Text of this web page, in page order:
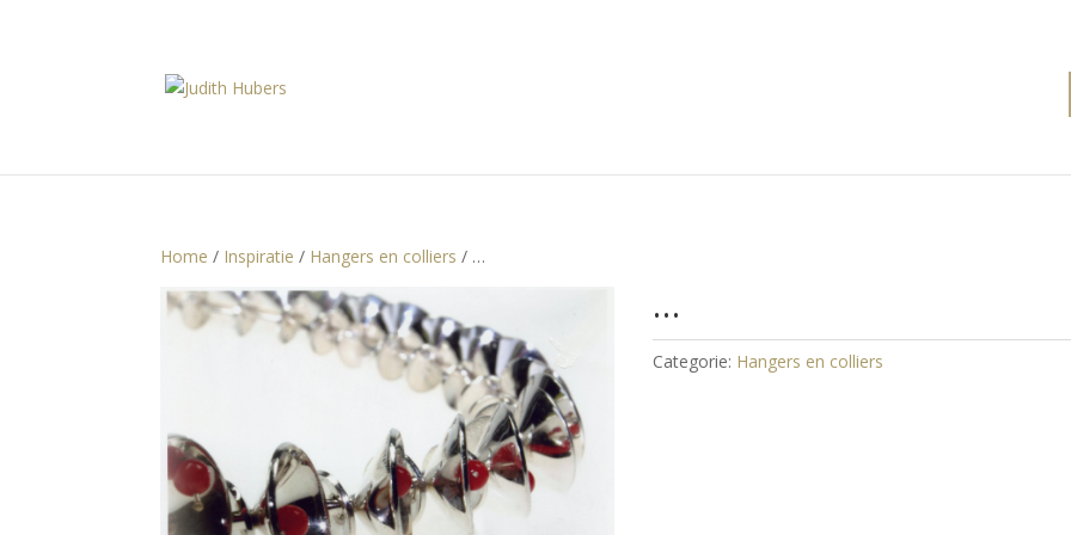
Home / Inspiratie / Hangers en colliers / …
…
Categorie: Hangers en colliers